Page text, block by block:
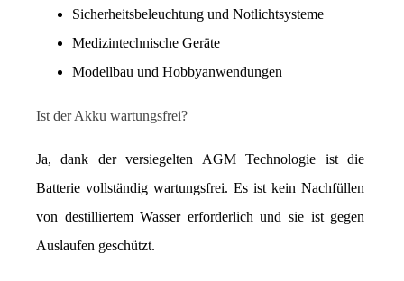
Sicherheitsbeleuchtung und Notlichtsysteme
Medizintechnische Geräte
Modellbau und Hobbyanwendungen
Ist der Akku wartungsfrei?
Ja, dank der versiegelten AGM Technologie ist die
Batterie vollständig wartungsfrei. Es ist kein Nachfüllen
von destilliertem Wasser erforderlich und sie ist gegen
Auslaufen geschützt.